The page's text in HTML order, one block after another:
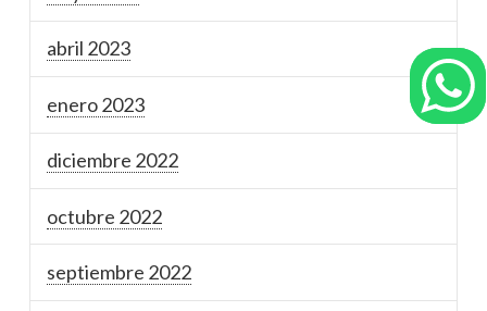
abril 2023
enero 2023
diciembre 2022
octubre 2022
septiembre 2022